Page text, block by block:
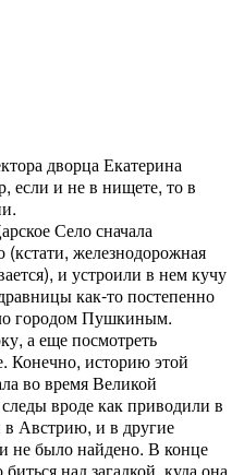
дворца Екатерина
если и не в нищете, то в
Село сначала
железнодорожная
и устроили в нем кучу
как-то постепенно
городом Пушкиным.
а еще посмотреть
Конечно, историю этой
во время Великой
вроде как приводили в
Австрию, и в другие
не было найдено. В конце